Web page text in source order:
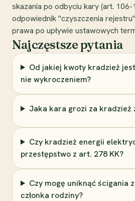
skazania po odbyciu kary (art.
odpowiednik "czyszczenia
prawa po upływie ustawowych
Najczęstsze pytania
Od jakiej kwoty kradzież
nie wykroczeniem?
Jaka kara grozi za kradzież
Czy kradzież energii
przestępstwo z art. 278 KK?
Czy mogę uniknąć ścigania
członka rodziny?